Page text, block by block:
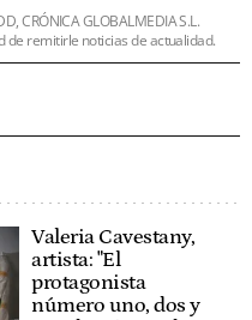
CRÓNICA GLOBALMEDIA S.L.
de remitirle noticias de actualidad.
Valeria Cavestany,
artista: "El
protagonista
número uno, dos y